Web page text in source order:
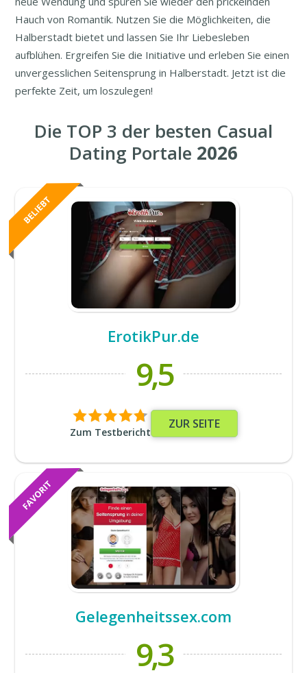
Hauch von Romantik. Nutzen Sie die Möglichkeiten, die
Halberstadt bietet und lassen Sie Ihr Liebesleben
aufblühen. Ergreifen Sie die Initiative und erleben Sie einen
unvergesslichen Seitensprung in Halberstadt. Jetzt ist die
perfekte Zeit, um loszulegen!
Die TOP 3 der besten Casual
Dating Portale 2026
ErotikPur.de
9,5
Zum Testbericht
ZUR SEITE
Gelegenheitssex.com
9,3